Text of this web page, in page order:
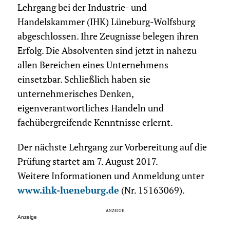
Lehrgang bei der Industrie- und
Handelskammer (IHK) Lüneburg-Wolfsburg
abgeschlossen. Ihre Zeugnisse belegen ihren
Erfolg. Die Absolventen sind jetzt in nahezu
allen Bereichen eines Unternehmens
einsetzbar. Schließlich haben sie
unternehmerisches Denken,
eigenverantwortliches Handeln und
fachübergreifende Kenntnisse erlernt.
Der nächste Lehrgang zur Vorbereitung auf die
Prüfung startet am 7. August 2017.
Weitere Informationen und Anmeldung unter
www.ihk-lueneburg.de (Nr. 15163069).
Anzeige